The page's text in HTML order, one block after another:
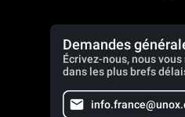
Demandes
Écrivez-nous, nous
dans les plus brefs